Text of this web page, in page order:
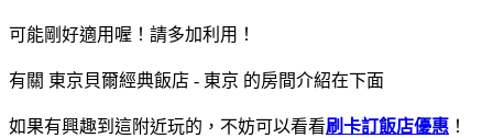
可能剛好適用喔！請多加利用！
有關 東京貝爾經典飯店 - 東京 的房間介紹在下面
如果有興趣到這附近玩的，不妨可以看看刷卡訂飯店優惠 ！